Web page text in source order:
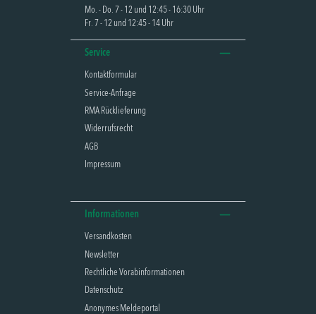
Mo. - Do. 7 - 12 und 12:45 - 16:30 Uhr
Fr. 7 - 12 und 12:45 - 14 Uhr
Service
Kontaktformular
Service-Anfrage
RMA Rücklieferung
Widerrufsrecht
AGB
Impressum
Informationen
Versandkosten
Newsletter
Rechtliche Vorabinformationen
Datenschutz
Anonymes Meldeportal